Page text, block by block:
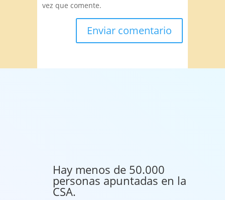
vez que comente.
Hay menos de 50.000
personas apuntadas en la
CSA.